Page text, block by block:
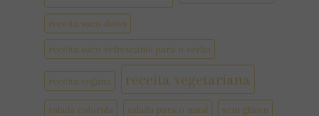
receita suco detox
receita suco refrescante para o verão
receita vegana receita vegetariana
salada colorida salada para o natal sem glúten